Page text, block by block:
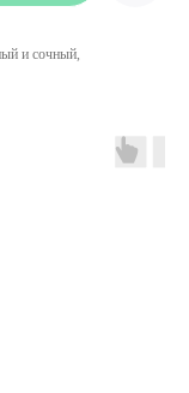
и сочный,